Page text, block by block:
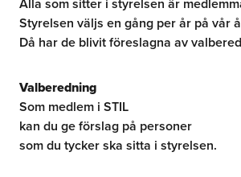
Styrelsen väljs en gång per år på vår
Då har de blivit föreslagna av
Valberedning
Som medlem i STIL
kan du ge förslag på personer
som du tycker ska sitta i styrelsen.